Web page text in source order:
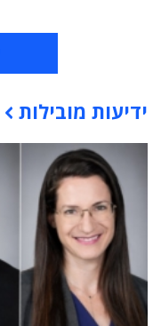
תוכן פרסומי
ידיעות מובילות